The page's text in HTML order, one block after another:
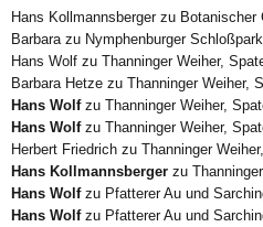
Hans Kollmannsbergerzu Botanischer
Barbara zu Nymphenburger
Hans Wolf zu Thanninger Weiher,
Barbara Hetze zu Thanninger Weiher,
Hans Wolfzu Thanninger Weiher,
Hans Wolfzu Thanninger Weiher,
Herbert Friedrich zu Thanninger
Hans Kollmannsberger zu
Hans Wolfzu Pfatterer Au und
Hans Wolfzu Pfatterer Au und